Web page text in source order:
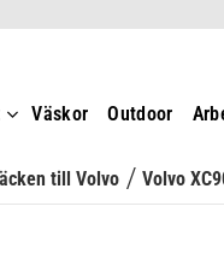
Väskor Outdoor
till Volvo Volvo